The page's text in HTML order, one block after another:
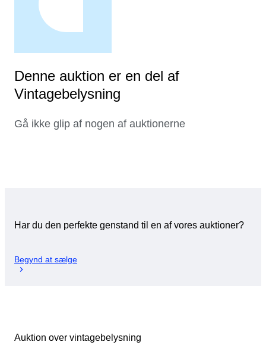
Denne auktion er en del af
Vintagebelysning
Gå ikke glip af nogen af auktionerne
Har du den perfekte genstand til en af vores auktioner?
Begynd at sælge
Auktion over vintagebelysning